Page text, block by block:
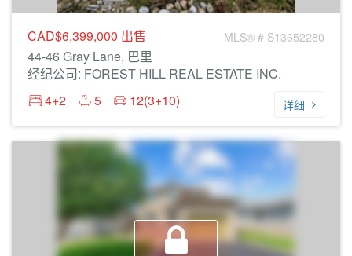
CAD$6,399,000 出售 MLS® # S13652280
44-46 Gray Lane, 巴里
经纪公司: FOREST HILL REAL ESTATE INC.
4+2
5 12(3+10) 详细